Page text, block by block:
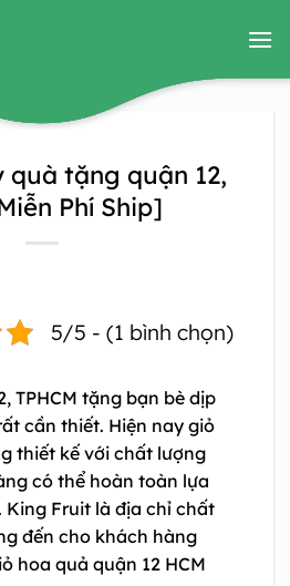
quà tặng quận 12,
Phí Ship]
5/5 - (1 bình chọn)
TPHCM tặng bạn bè dịp
cần thiết. Hiện nay giỏ
thiết kế với chất lượng
có thể hoàn toàn lựa
King Fruit là địa chỉ chất
đến cho khách hàng
hoa quả quận 12 HCM